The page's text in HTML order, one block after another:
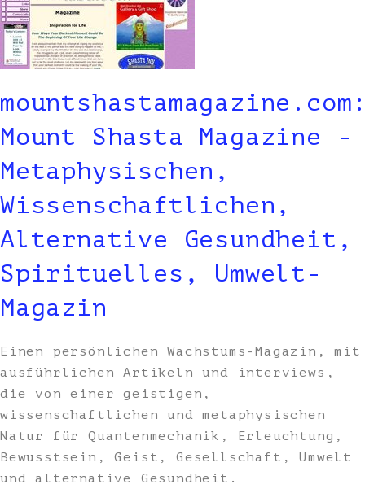
Mount Shasta Magazine -
Metaphysischen,
Wissenschaftlichen,
Alternative Gesundheit,
Spirituelles, Umwelt-
Magazin
Einen persönlichen Wachstums-Magazin, mit
ausführlichen Artikeln und interviews,
die von einer geistigen,
wissenschaftlichen und metaphysischen
Natur für Quantenmechanik, Erleuchtung,
Bewusstsein, Geist, Gesellschaft, Umwelt
und alternative Gesundheit.